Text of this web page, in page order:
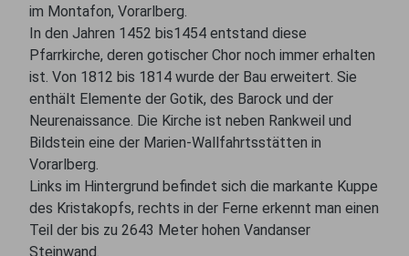
im Montafon, Vorarlberg.
In den Jahren 1452 bis1454 entstand diese
Pfarrkirche, deren gotischer Chor noch immer erhalten
ist. Von 1812 bis 1814 wurde der Bau erweitert. Sie
enthält Elemente der Gotik, des Barock und der
Neurenaissance. Die Kirche ist neben Rankweil und
Bildstein eine der Marien-Wallfahrtsstätten in
Vorarlberg.
Links im Hintergrund befindet sich die markante Kuppe
des Kristakopfs, rechts in der Ferne erkennt man einen
Teil der bis zu 2643 Meter hohen Vandanser
Steinwand.